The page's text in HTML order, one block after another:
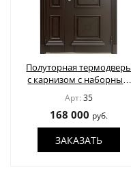
Полуторная термодверь
с карнизом с наборным
МДФ шпон окрас по RAL
Арт: 35
168 000 руб.
ЗАКАЗАТЬ